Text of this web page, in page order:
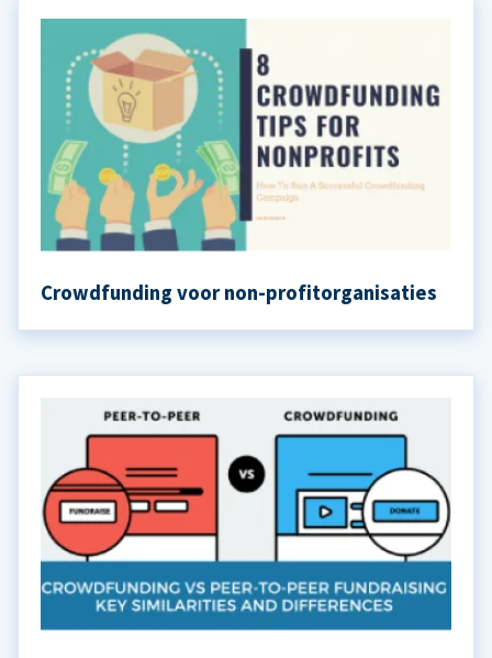
Crowdfunding voor non-profitorganisaties